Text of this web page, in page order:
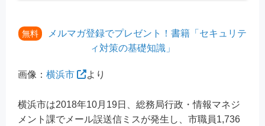
無料
メルマガ登録でプレゼント！書籍「セキュリテ
ィ対策の基礎知識」
画像： 横浜市 より
横浜市は2018年10月19日、総務局行政・情報マネジ
メント課でメール誤送信ミスが発生し、市職員1,736